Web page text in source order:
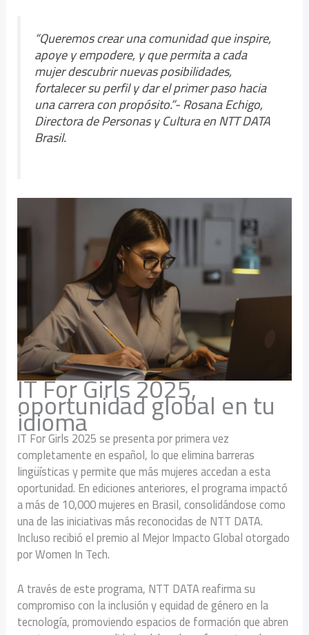
“Queremos crear una comunidad que inspire,
apoye y empodere, y que permita a cada
mujer descubrir nuevas posibilidades,
fortalecer su perfil y dar el primer paso hacia
una carrera con propósito.”- Rosana Echigo,
Directora de Personas y Cultura en NTT DATA
Brasil.
IT For Girls 2025,
oportunidad global en tu
idioma
IT For Girls 2025 se presenta por primera vez
completamente en español, lo que elimina barreras
lingüísticas y permite que más mujeres accedan a esta
oportunidad. En ediciones anteriores, el programa impactó
a más de 10,000 mujeres en Brasil, consolidándose como
una de las iniciativas más reconocidas de NTT DATA.
Incluso recibió el premio al Mejor Impacto Global otorgado
por Women In Tech.
A través de este programa, NTT DATA reafirma su
compromiso con la inclusión y equidad de género en la
tecnología, promoviendo espacios de formación que abren